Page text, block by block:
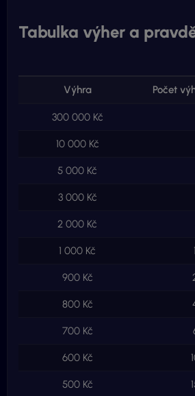
Tabulka výher a
Výhra Počet
300 000 Kč
10 000 Kč
5 000 Kč
3 000 Kč
2 000 Kč
1 000 Kč
900 Kč
800 Kč
700 Kč
600 Kč
500 Kč